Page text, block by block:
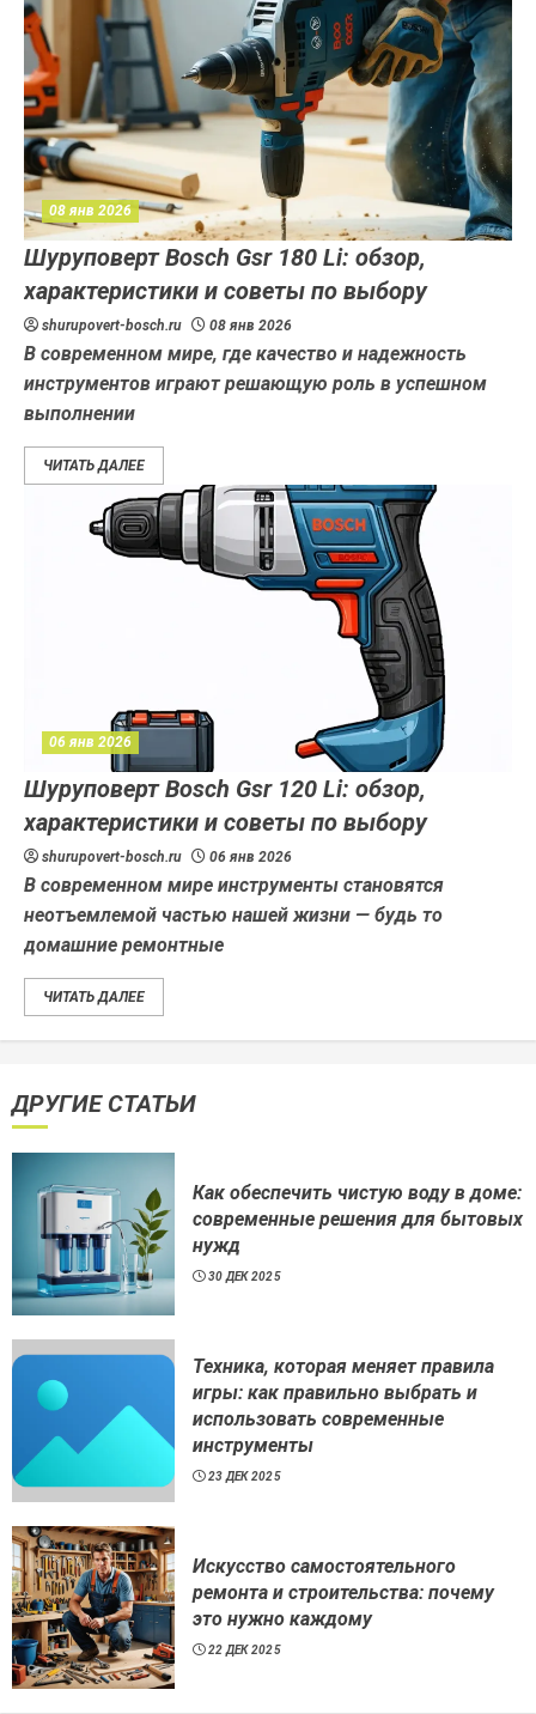
08 янв 2026
Шуруповерт Bosch Gsr 180 Li: обзор,
характеристики и советы по выбору
shurupovert-bosch.ru 08 янв 2026
В современном мире, где качество и надежность
инструментов играют решающую роль в успешном
выполнении
ЧИТАТЬ ДАЛЕЕ
06 янв 2026
Шуруповерт Bosch Gsr 120 Li: обзор,
характеристики и советы по выбору
shurupovert-bosch.ru 06 янв 2026
В современном мире инструменты становятся
неотъемлемой частью нашей жизни — будь то
домашние ремонтные
ЧИТАТЬ ДАЛЕЕ
ДРУГИЕ СТАТЬИ
Как обеспечить чистую воду в доме:
современные решения для бытовых
нужд
30 ДЕК 2025
Техника, которая меняет правила
игры: как правильно выбрать и
использовать современные
инструменты
23 ДЕК 2025
Искусство самостоятельного
ремонта и строительства: почему
это нужно каждому
22 ДЕК 2025